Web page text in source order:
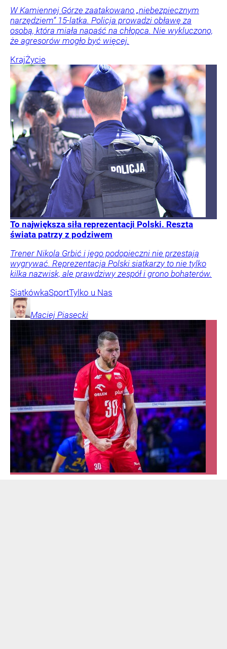
W Kamiennej Górze zaatakowano „niebezpiecznym
narzędziem” 15-latka. Policja prowadzi obławę za
osobą, która miała napaść na chłopca. Nie wykluczono,
że agresorów mogło być więcej.
KrajŻycie
To największa siła reprezentacji Polski. Reszta
świata patrzy z podziwem
Trener Nikola Grbić i jego podopieczni nie przestają
wygrywać. Reprezentacja Polski siatkarzy to nie tylko
kilka nazwisk, ale prawdziwy zespół i grono bohaterów.
SiatkówkaSportTylko u Nas
Maciej Piasecki